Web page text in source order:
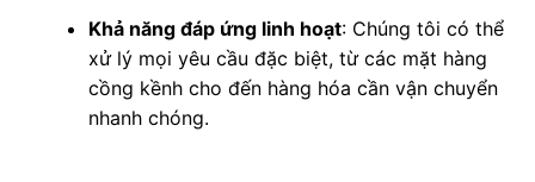
Khả năng đáp ứng linh hoạt: Chúng tôi có thể
xử lý mọi yêu cầu đặc biệt, từ các mặt hàng
cồng kềnh cho đến hàng hóa cần vận chuyển
nhanh chóng.